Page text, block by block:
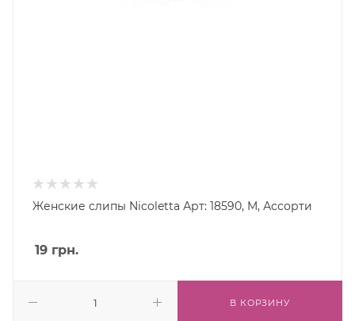
Женские слипы Nicoletta Арт: 18590, M, Ассорти
19 грн.
В КОРЗИНУ